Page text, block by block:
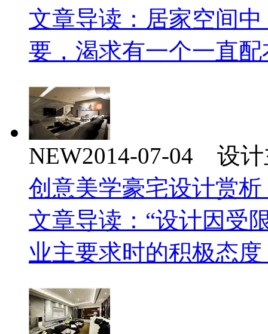
文章导读：居家空间
要，渴求有一个一直
NEW2014-07-04 设
创意美学豪宅设计赏
文章导读：“设计因受
业主要求时的积极态